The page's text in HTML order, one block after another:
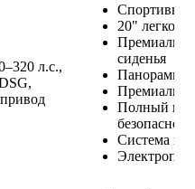
л.с.,
20"
сиденья
Полный
Система